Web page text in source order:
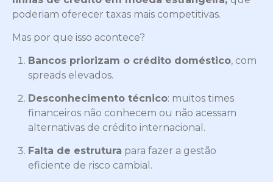
poderiam oferecer taxas mais competitivas.
Mas por que isso acontece?
Bancos priorizam o crédito doméstico, com
spreads elevados.
Desconhecimento técnico: muitos times
financeiros não conhecem ou não acessam
alternativas de crédito internacional.
Falta de estrutura para fazer a gestão
eficiente de risco cambial.